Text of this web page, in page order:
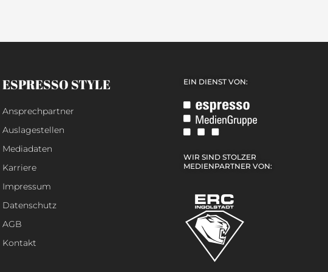
ESPRESSO STYLE
Ansprechpartner
Auslagestellen
Mediadaten
Karriere
Impressum
Datenschutz
AGB
Kontakt
EIN DIENST VON:
WIR SIND STOLZER
MEDIENPARTNER VON: